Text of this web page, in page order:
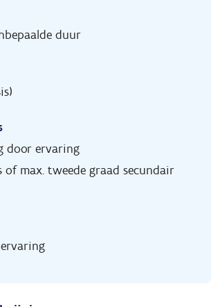
duur
door ervaring
of max. tweede graad secundair